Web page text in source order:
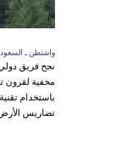
واشنطن ـ
نجح فريق
مخفية لقرون
تضاريس